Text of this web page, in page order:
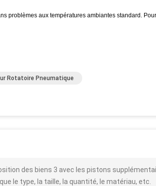
problèmes aux températures ambiantes standard.
Rotatoire Pneumatique
des biens 3 avec les pistons
le type, la taille, la quantité, le matériau, etc.